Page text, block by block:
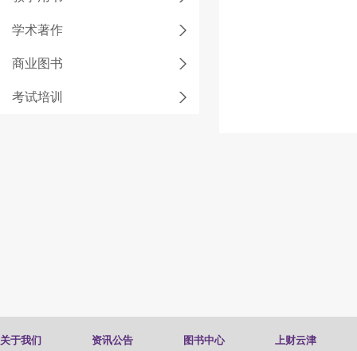
学术著作
商业图书
考试培训
关于我们 资讯公告 图书中心 上财云津